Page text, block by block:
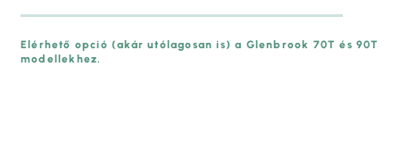
Elérhető opció (akár utólagosan is) a Glenbrook 70T és 90T
modellekhez.